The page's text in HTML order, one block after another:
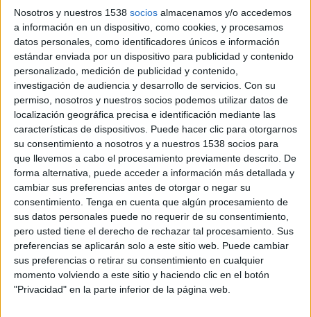
Nosotros y nuestros 1538 socios almacenamos y/o accedemos
a información en un dispositivo, como cookies, y procesamos
datos personales, como identificadores únicos e información
estándar enviada por un dispositivo para publicidad y contenido
personalizado, medición de publicidad y contenido,
investigación de audiencia y desarrollo de servicios. Con su
permiso, nosotros y nuestros socios podemos utilizar datos de
localización geográfica precisa e identificación mediante las
características de dispositivos. Puede hacer clic para otorgarnos
su consentimiento a nosotros y a nuestros 1538 socios para
que llevemos a cabo el procesamiento previamente descrito. De
forma alternativa, puede acceder a información más detallada y
cambiar sus preferencias antes de otorgar o negar su
consentimiento. Tenga en cuenta que algún procesamiento de
sus datos personales puede no requerir de su consentimiento,
pero usted tiene el derecho de rechazar tal procesamiento. Sus
preferencias se aplicarán solo a este sitio web. Puede cambiar
sus preferencias o retirar su consentimiento en cualquier
momento volviendo a este sitio y haciendo clic en el botón
"Privacidad" en la parte inferior de la página web.
de producto en sus canales de actuación.
Bajo el claim “Mitsubishi Electric la tecnología
con la que puedes contar” se ha desarrollado una
acción que humaniza la tecnología y la hace más
cercana a las personas, potenciando los
beneficios que ofrece la marca como son la
fiabilidad y la durabilidad. La agencia ha
desarrollado una campaña basada en spot de
televisión y medios gráficos, princialmente.